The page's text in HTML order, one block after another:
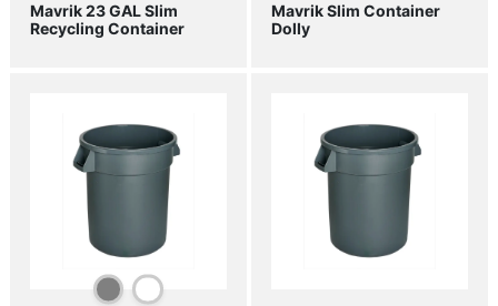
Mavrik 23 GAL Slim
Recycling Container
Mavrik Slim Container
Dolly